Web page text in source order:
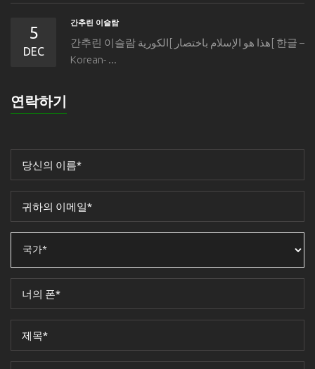
5
DEC
간추린 이슬람
간추린 이슬람 هذا هو الإسلام باختصار ]الكورية[ 한글 –
Korean- ...
연락하기